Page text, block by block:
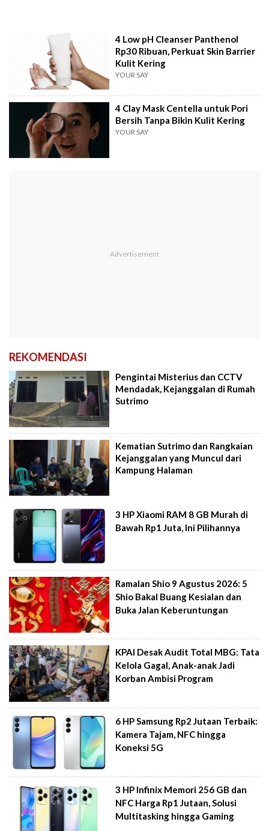
4 Low pH Cleanser Panthenol
Rp30 Ribuan, Perkuat Skin Barrier
Kulit Kering
YOUR SAY
4 Clay Mask Centella untuk Pori
Bersih Tanpa Bikin Kulit Kering
YOUR SAY
REKOMENDASI
Pengintai Misterius dan CCTV
Mendadak, Kejanggalan di Rumah
Sutrimo
Kematian Sutrimo dan Rangkaian
Kejanggalan yang Muncul dari
Kampung Halaman
3 HP Xiaomi RAM 8 GB Murah di
Bawah Rp1 Juta, Ini Pilihannya
Ramalan Shio 9 Agustus 2026: 5
Shio Bakal Buang Kesialan dan
Buka Jalan Keberuntungan
KPAI Desak Audit Total MBG: Tata
Kelola Gagal, Anak-anak Jadi
Korban Ambisi Program
6 HP Samsung Rp2 Jutaan Terbaik:
Kamera Tajam, NFC hingga
Koneksi 5G
3 HP Infinix Memori 256 GB dan
NFC Harga Rp1 Jutaan, Solusi
Multitasking hingga Gaming